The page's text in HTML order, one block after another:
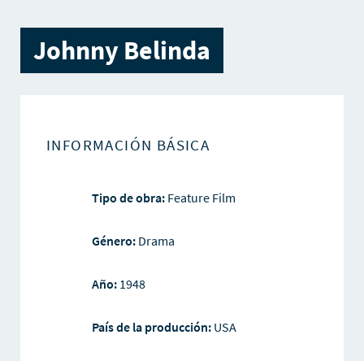
Johnny Belinda
INFORMACIÓN BÁSICA
Tipo de obra:Feature Film
Género:Drama
Año:1948
País de la producción: USA